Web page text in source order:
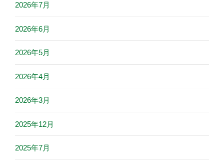
2026年7月
2026年6月
2026年5月
2026年4月
2026年3月
2025年12月
2025年7月